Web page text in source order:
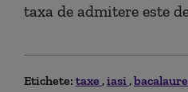
taxa de admitere este
Etichete: taxe iasi